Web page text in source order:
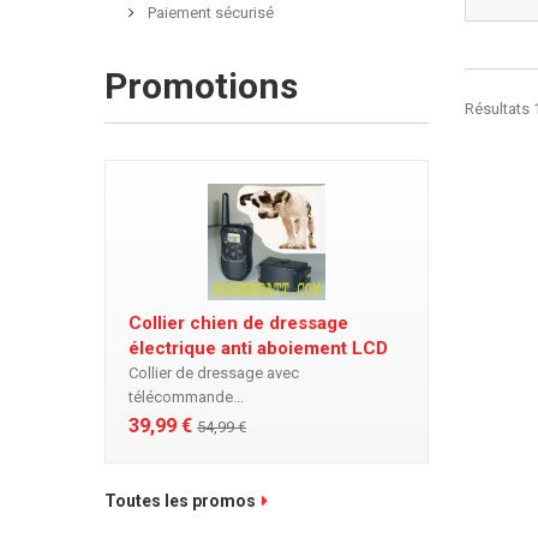
Paiement sécurisé
Promotions
Collier chien de dressage
électrique anti aboiement LCD
Collier de dressage avec
télécommande...
39,99 € 54,99 €
Toutes les promos
Résultats